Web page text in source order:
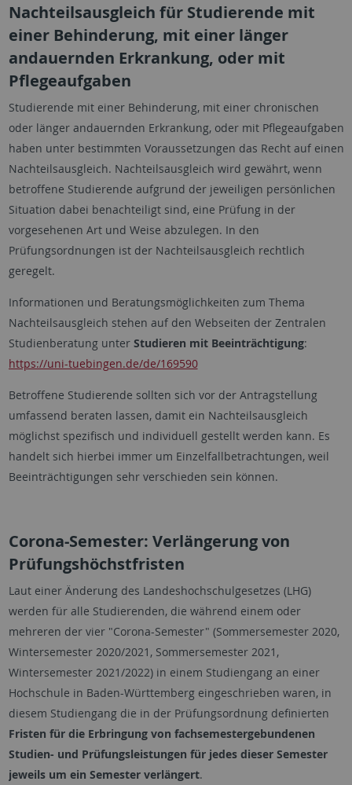
Nachteilsausgleich für Studierende mit
einer Behinderung, mit einer länger
andauernden Erkrankung, oder mit
Pflegeaufgaben
Studierende mit einer Behinderung, mit einer chronischen
oder länger andauernden Erkrankung, oder mit Pflegeaufgaben
haben unter bestimmten Voraussetzungen das Recht auf einen
Nachteilsausgleich. Nachteilsausgleich wird gewährt, wenn
betroffene Studierende aufgrund der jeweiligen persönlichen
Situation dabei benachteiligt sind, eine Prüfung in der
vorgesehenen Art und Weise abzulegen. In den
Prüfungsordnungen ist der Nachteilsausgleich rechtlich
geregelt.
Informationen und Beratungsmöglichkeiten zum Thema
Nachteilsausgleich stehen auf den Webseiten der Zentralen
Studienberatung unterStudieren mit Beeinträchtigung:
https://uni-tuebingen.de/de/169590
Betroffene Studierende sollten sich vor der Antragstellung
umfassend beraten lassen, damit ein Nachteilsausgleich
möglichst spezifisch und individuell gestellt werden kann. Es
handelt sich hierbei immer um Einzelfallbetrachtungen, weil
Beeinträchtigungen sehr verschieden sein können.
Corona-Semester: Verlängerung von
Prüfungshöchstfristen
Laut einer Änderung des Landeshochschulgesetzes (LHG)
werden für alle Studierenden, die während einem oder
mehreren der vier "Corona-Semester" (Sommersemester 2020,
Wintersemester 2020/2021, Sommerse­mester 2021,
Wintersemester 2021/2022) in einem Studiengang an einer
Hochschule in Baden-Württemberg eingeschrieben waren, in
diesem Studiengang die in der Prüfungsordnung definierten
Fristen für die Erbringung von fachsemestergebundenen
Studien- und Prüfungsleistungen für jedes dieser Semester
jeweils um ein Semester verlängert.